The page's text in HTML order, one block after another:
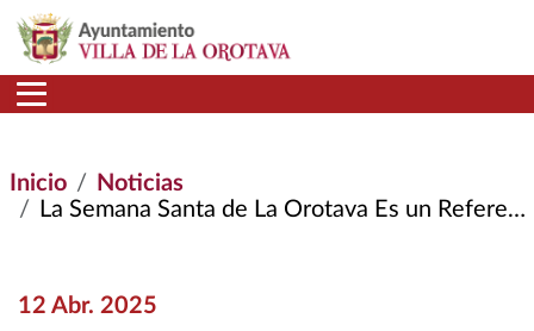
Pasar al contenido principal
Inicio
Noticias
La Semana Santa de La Orotava Es un Referente En Todo El Archipiélago Por Su Arte, Historia, Tradición y Devoción, Que La Hacen Única
12 Abr. 2025